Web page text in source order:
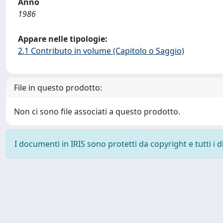
1986
Appare nelle tipologie:
2.1 Contributo in volume (Capitolo o Saggio)
File in questo prodotto:
Non ci sono file associati a questo prodotto.
I documenti in IRIS sono protetti da copyright e tutti i